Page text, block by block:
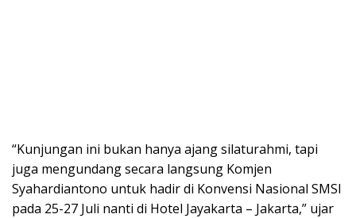
“Kunjungan ini bukan hanya ajang silaturahmi, tapi
juga mengundang secara langsung Komjen
Syahardiantono untuk hadir di Konvensi Nasional SMSI
pada 25-27 Juli nanti di Hotel Jayakarta – Jakarta,” ujar